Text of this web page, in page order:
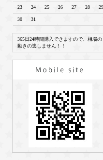
23 24 25 26 27 28 29
30 31
365日24時間購入できますので、相場の
動きの逃しません！！